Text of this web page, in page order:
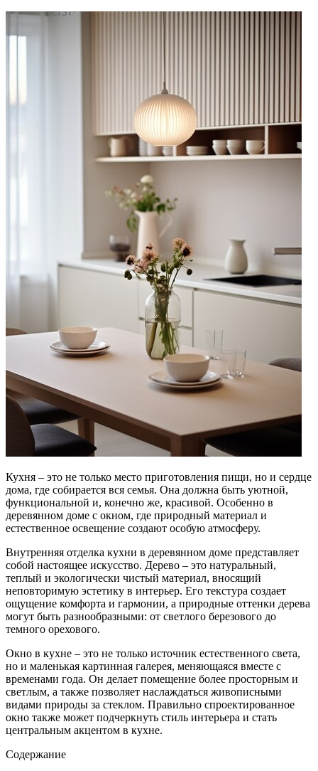
Кухня – это не только место приготовления пищи, но и сердце
дома, где собирается вся семья. Она должна быть уютной,
функциональной и, конечно же, красивой. Особенно в
деревянном доме с окном, где природный материал и
естественное освещение создают особую атмосферу.
Внутренняя отделка кухни в деревянном доме представляет
собой настоящее искусство. Дерево – это натуральный,
теплый и экологически чистый материал, вносящий
неповторимую эстетику в интерьер. Его текстура создает
ощущение комфорта и гармонии, а природные оттенки дерева
могут быть разнообразными: от светлого березового до
темного орехового.
Окно в кухне – это не только источник естественного света,
но и маленькая картинная галерея, меняющаяся вместе с
временами года. Он делает помещение более просторным и
светлым, а также позволяет наслаждаться живописными
видами природы за стеклом. Правильно спроектированное
окно также может подчеркнуть стиль интерьера и стать
центральным акцентом в кухне.
Содержание